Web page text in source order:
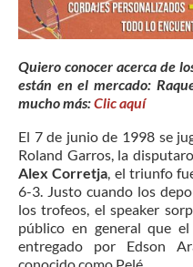
Quiero conocer acerca de
están en el mercado:
mucho más:Clic aquí
El 7 de junio de 1998 se
Roland Garros, la
Alex Corretja , el triunfo
6-3. Justo cuando los
los trofeos, el speaker
público en general que
entregado por Edson